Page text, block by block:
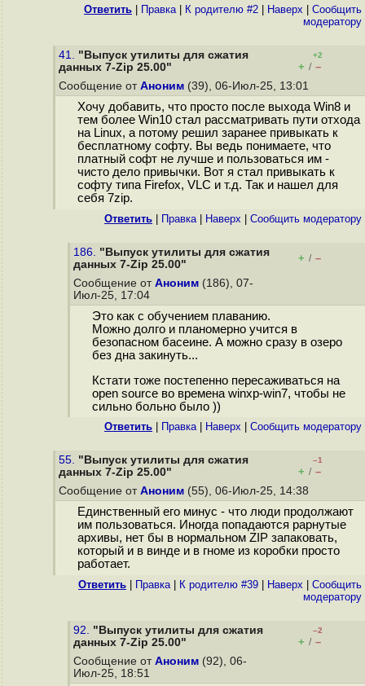
Ответить Правка| К родителю #2 Наверх
Cообщить
модератору
41. "Выпуск утилиты для сжатия
данных 7-Zip 25.00"
+2
+ / –
Сообщение от Аноним (39), 06-Июл-25, 13:01
Хочу добавить, что просто после выхода Win8 и
тем более Win10 стал рассматривать пути отхода
на Linux, а потому решил заранее привыкать к
бесплатному софту. Вы ведь понимаете, что
платный софт не лучше и пользоваться им -
чисто дело привычки. Вот я стал привыкать к
софту типа Firefox, VLC и т.д. Так и нашел для
себя 7zip.
Ответить Правка| Наверх Cообщить модератору
186. "Выпуск утилиты для сжатия
данных 7-Zip 25.00"
+ / –
Сообщение от Аноним (186), 07-
Июл-25, 17:04
Это как с обучением плаванию.
Можно долго и планомерно учится в
безопасном басеине. А можно сразу в озеро
без дна закинуть...
Кстати тоже постепенно пересаживаться на
open source во времена winxp-win7, чтобы не
сильно больно было ))
Ответить Правка| Наверх Cообщить модератору
55. "Выпуск утилиты для сжатия
данных 7-Zip 25.00"
–1
+ / –
Сообщение от Аноним (55), 06-Июл-25, 14:38
Единственный его минус - что люди продолжают
им пользоваться. Иногда попадаются рарнутые
архивы, нет бы в нормальном ZIP запаковать,
который и в винде и в гноме из коробки просто
работает.
Ответить Правка| К родителю #39 Наверх
Cообщить
модератору
92. "Выпуск утилиты для сжатия
данных 7-Zip 25.00"
–2
+ / –
Сообщение от Аноним (92), 06-
Июл-25, 18:51